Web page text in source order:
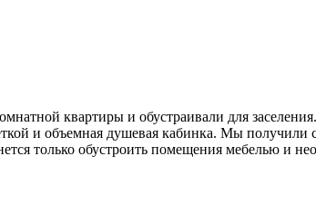
квартиры и обустраивали для
и объемная душевая кабинка. Мы
только обустроить помещения мебелью и